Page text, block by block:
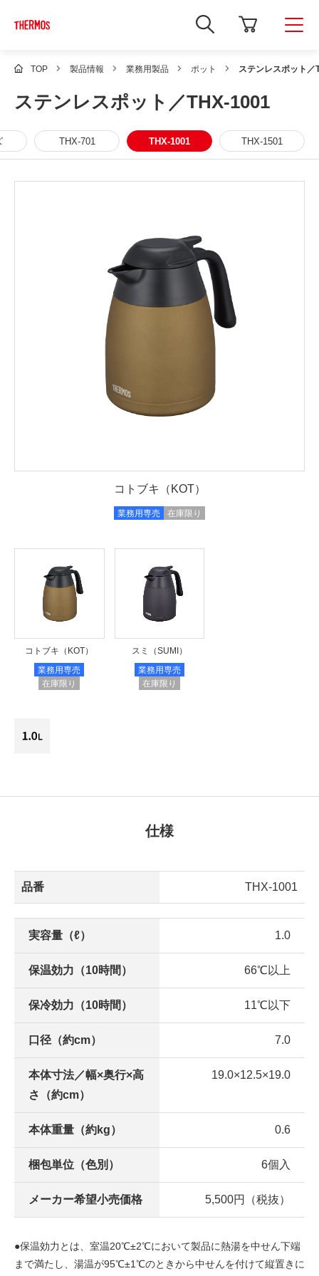
新
し
ィ
ン
ウ
で
サ
ト
検
ま
す
TOP 製品情報 業務用製品 ポット ステンレスポット／
ステンレスポット／THX-1001
THX-701 THX-1001 THX-1501
コトブキ（KOT）
業務用専売 在庫限り
コトブキ（KOT）
業務用専売
在庫限り
スミ（SUMI）
業務用専売
在庫限り
仕様
品番 THX-1001
実容量（ℓ） 1.0
保温効力（10時間） 66℃以上
保冷効力（10時間） 11℃以下
口径（約cm） 7.0
本体寸法／幅×奥行×高
さ（約cm）
19.0×12.5×19.0
本体重量（約kg） 0.6
梱包単位（色別） 6個入
メーカー希望小売価格 5,500円（税抜）
●保温効力とは、室温20℃±2℃において製品に熱湯を中せん下端
まで満たし、湯温が95℃±1℃のときから中せんを付けて縦置きに